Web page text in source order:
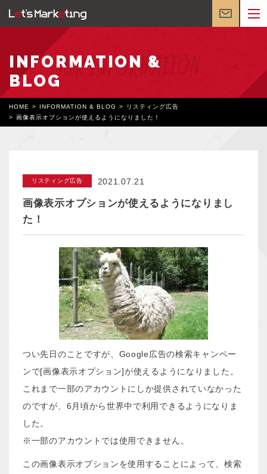
INFORMATION &
BLOG
HOME INFORMATION & BLOG
リスティング広告
画像表示オプションが使えるようになりました！
リスティング広告 2021.07.21
画像表示オプションが使えるようになりまし
た！
つい先日のことですが、Google広告の検索キャンペー
ンで[画像表示オプション]が使えるようになりました。
これまで一部のアカウントにしか提供されていなかった
のですが、6月頃から世界中で利用できるようになりま
した。
※一部のアカウントでは使用できません。
この画像表示オプションを使用することによって、検索